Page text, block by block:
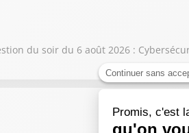
du soir du 6 août 2026 :